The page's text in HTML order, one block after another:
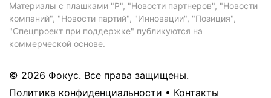
Материалы с плашками "Р", "Новости партнеров", "Новости
компаний", "Новости партий", "Инновации", "Позиция",
"Спецпроект при поддержке" публикуются на
коммерческой основе.
© 2026 Фокус. Все права защищены.
Политика конфиденциальности • Контакты